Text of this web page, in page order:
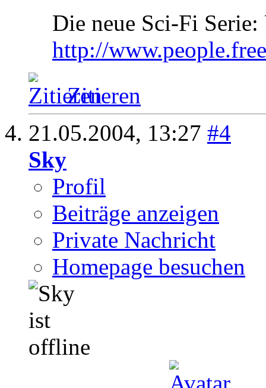
Die neue Sci-Fi
http://
Zitieren
21.05.2004, 13:27 #4
Sky
Profil
Beiträge anzeigen
Private Nachricht
Homepage besuchen